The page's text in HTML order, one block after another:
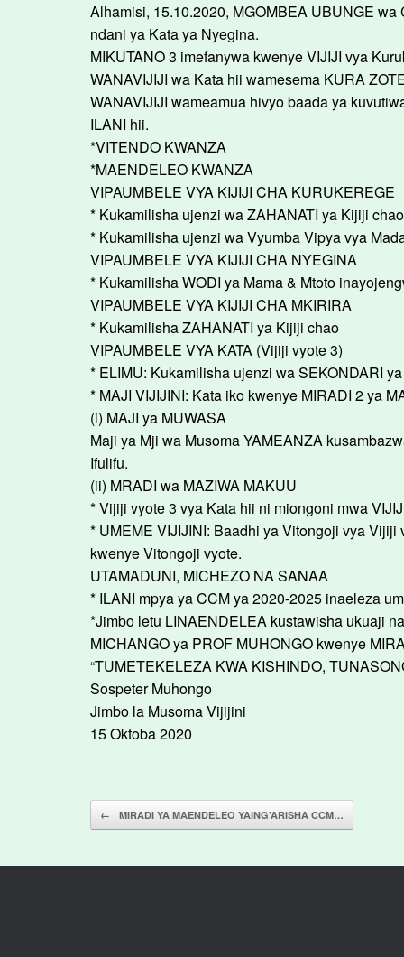
Alhamisi, 15.10.2020, MGOMBEA UBUNGE
ndani ya Kata ya Nyegina.
MIKUTANO 3 imefanywa kwenye VIJIJI vya
WANAVIJIJI wa Kata hii wamesema KURA
WANAVIJIJI wameamua hivyo baada ya
ILANI hii.
*VITENDO KWANZA
*MAENDELEO KWANZA
VIPAUMBELE VYA KIJIJI CHA KURUKEREGE
* Kukamilisha ujenzi wa ZAHANATI ya Kijiji chao
* Kukamilisha ujenzi wa Vyumba Vipya vya
VIPAUMBELE VYA KIJIJI CHA NYEGINA
* Kukamilisha WODI ya Mama & Mtoto
VIPAUMBELE VYA KIJIJI CHA MKIRIRA
* Kukamilisha ZAHANATI ya Kijiji chao
VIPAUMBELE VYA KATA (Vijiji vyote 3)
* ELIMU: Kukamilisha ujenzi wa SEKONDARI
* MAJI VIJIJINI: Kata iko kwenye MIRADI 2 ya
(i) MAJI ya MUWASA
Maji ya Mji wa Musoma YAMEANZA
Ifulifu.
(ii) MRADI wa MAZIWA MAKUU
* Vijiji vyote 3 vya Kata hii ni miongoni mwa
* UMEME VIJIJINI: Baadhi ya Vitongoji vya
kwenye Vitongoji vyote.
UTAMADUNI, MICHEZO NA SANAA
* ILANI mpya ya CCM ya 2020-2025 inaeleza
*Jimbo letu LINAENDELEA kustawisha ukuaji
MICHANGO ya PROF MUHONGO kwenye
“TUMETEKELEZA KWA KISHINDO,
Sospeter Muhongo
Jimbo la Musoma Vijijini
15 Oktoba 2020
Post navigation
← MIRADI YA MAENDELEO YAING’ARISHA CCM…